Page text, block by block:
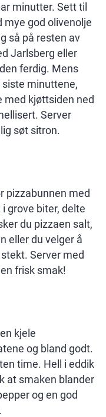
minutter. Sett til
mye god olivenolje
så på resten av
Jarlsberg eller
ferdig. Mens
siste minuttene,
med kjøttsiden ned
Server
søt sitron.
pizzabunnen med
grove biter, delte
du pizzaen salt,
eller du velger å
Server med
frisk smak!
kjele
og bland godt.
time. Hell i eddik
at smaken blander
og en god